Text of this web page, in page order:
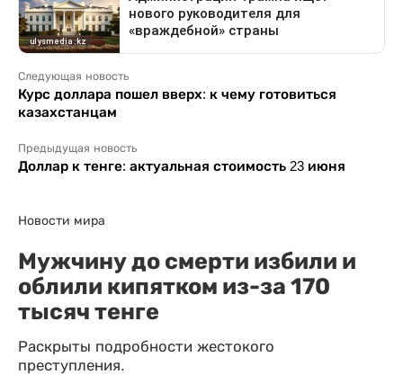
Следующая новость
Курс доллара пошел вверх: к чему готовиться
казахстанцам
Предыдущая новость
Доллар к тенге: актуальная стоимость 23 июня
Новости мира
Мужчину до смерти избили и
облили кипятком из-за 170
тысяч тенге
Раскрыты подробности жестокого
преступления.